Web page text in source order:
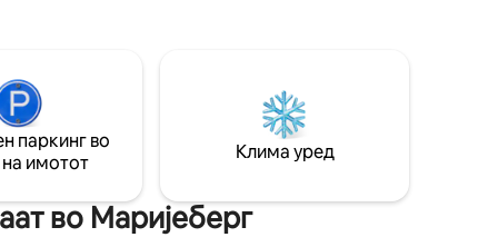
ја
-
за
зелена област. Пешачење до
бесплатен паркинг. Кратко растојание
до автобуската станица. Велосипедот
паркинг во
имотот
Клима уред
во Маријеберг